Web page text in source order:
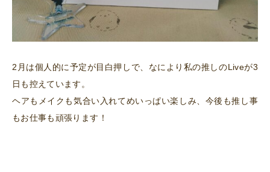
2月は個人的に予定が目白押しで、なにより私の推しのLiveが3
日も控えています。
ヘアもメイクも気合い入れてめいっぱい楽しみ、今後も推し事
もお仕事も頑張ります！